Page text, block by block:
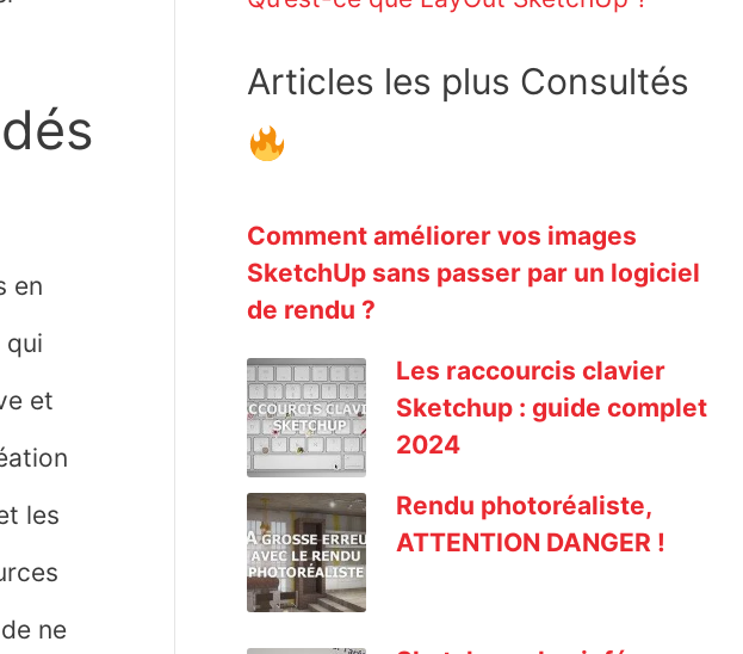
en
et
les
ne
Articles les plus Consultés
Comment améliorer vos images
SketchUp sans passer par un logiciel
de rendu ?
Les raccourcis clavier
Sketchup : guide complet
2024
Rendu photoréaliste,
ATTENTION DANGER !